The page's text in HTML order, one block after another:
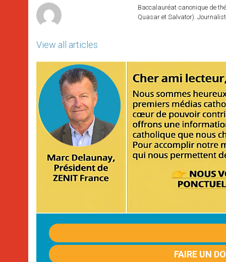
View all articles
Baccalauréat canonique de
Quasar et Salvator).
FAIRE UN